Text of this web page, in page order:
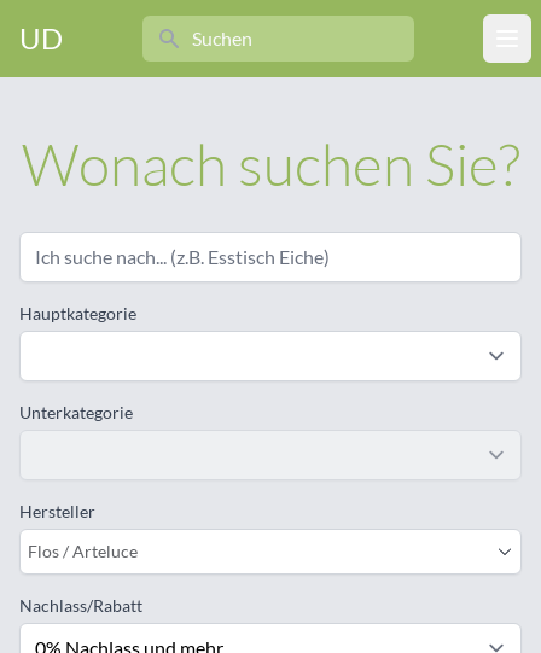
UD
Search
Wonach suchen Sie?
Hauptkategorie
Unterkategorie
Hersteller
Flos / Arteluce
Nachlass/Rabatt